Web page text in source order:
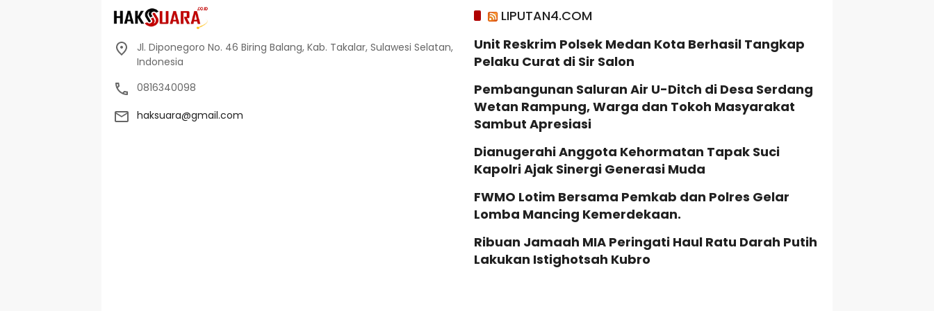
Jl. Diponegoro No. 46 Biring Balang, Kab. Takalar, Sulawesi Selatan,
Indonesia
0816340098
haksuara@gmail.com
LIPUTAN4.COM
Unit Reskrim Polsek Medan Kota Berhasil Tangkap
Pelaku Curat di Sir Salon
Pembangunan Saluran Air U-Ditch di Desa Serdang
Wetan Rampung, Warga dan Tokoh Masyarakat
Sambut Apresiasi
Dianugerahi Anggota Kehormatan Tapak Suci
Kapolri Ajak Sinergi Generasi Muda
‎FWMO Lotim Bersama Pemkab dan Polres Gelar
Lomba Mancing Kemerdekaan.
Ribuan Jamaah MIA Peringati Haul Ratu Darah Putih
Lakukan Istighotsah Kubro